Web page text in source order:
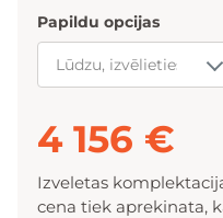
Papildu opcijas
4 156 €
Izveletas
cena tiek aprekinata,